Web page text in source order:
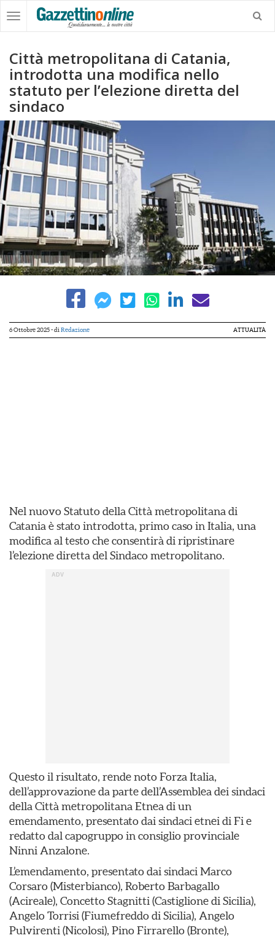
Città metropolitana di Catania,
introdotta una modifica nello
statuto per l’elezione diretta del
sindaco
6 Ottobre 2025- di Redazione ATTUALITÀ
Nel nuovo Statuto della Città metropolitana di
Catania è stato introdotta, primo caso in Italia, una
modifica al testo che consentirà di ripristinare
l’elezione diretta del Sindaco metropolitano.
Questo il risultato, rende noto Forza Italia,
dell’approvazione da parte dell’Assemblea dei sindaci
della Città metropolitana Etnea di un
emendamento, presentato dai sindaci etnei di Fi e
redatto dal capogruppo in consiglio provinciale
Ninni Anzalone.
L’emendamento, presentato dai sindaci Marco
Corsaro (Misterbianco), Roberto Barbagallo
(Acireale), Concetto Stagnitti (Castiglione di Sicilia),
Angelo Torrisi (Fiumefreddo di Sicilia), Angelo
Pulvirenti (Nicolosi), Pino Firrarello (Bronte),